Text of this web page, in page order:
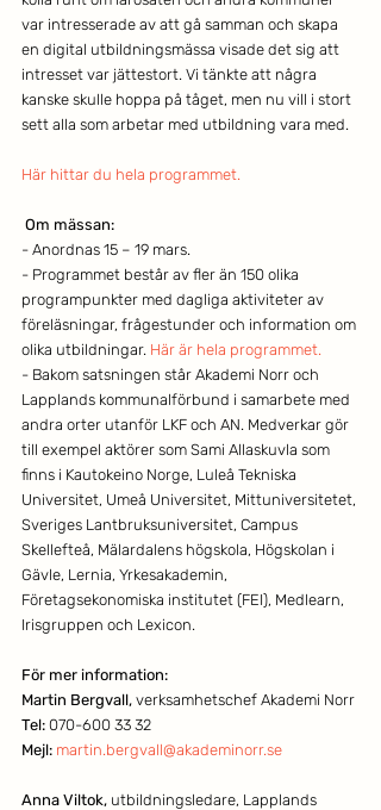
var intresserade av att gå samman och skapa
en digital utbildningsmässa visade det sig att
intresset var jättestort. Vi tänkte att några
kanske skulle hoppa på tåget, men nu vill i stort
sett alla som arbetar med utbildning vara med.
Här hittar du hela programmet.
Om mässan:
- Anordnas 15 – 19 mars.
- Programmet består av fler än 150 olika
programpunkter med dagliga aktiviteter av
föreläsningar, frågestunder och information om
olika utbildningar. Här är hela programmet.
- Bakom satsningen står Akademi Norr och
Lapplands kommunalförbund i samarbete med
andra orter utanför LKF och AN. Medverkar gör
till exempel aktörer som Sami Allaskuvla som
finns i Kautokeino Norge, Luleå Tekniska
Universitet, Umeå Universitet, Mittuniversitetet,
Sveriges Lantbruksuniversitet, Campus
Skellefteå, Mälardalens högskola, Högskolan i
Gävle, Lernia, Yrkesakademin,
Företagsekonomiska institutet (FEI), Medlearn,
Irisgruppen och Lexicon.
För mer information:
Martin Bergvall, verksamhetschef Akademi Norr
Tel: 070-600 33 32
Mejl: martin.bergvall@akademinorr.se
Anna Viltok, utbildningsledare, Lapplands